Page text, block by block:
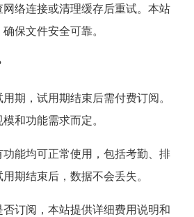
络连接或清理缓存后重试。本站
保文件安全可靠。
期，试用期结束后需付费订阅。
和功能需求而定。
能均可正常使用，包括考勤、排
期结束后，数据不会丢失。
订阅，本站提供详细费用说明和